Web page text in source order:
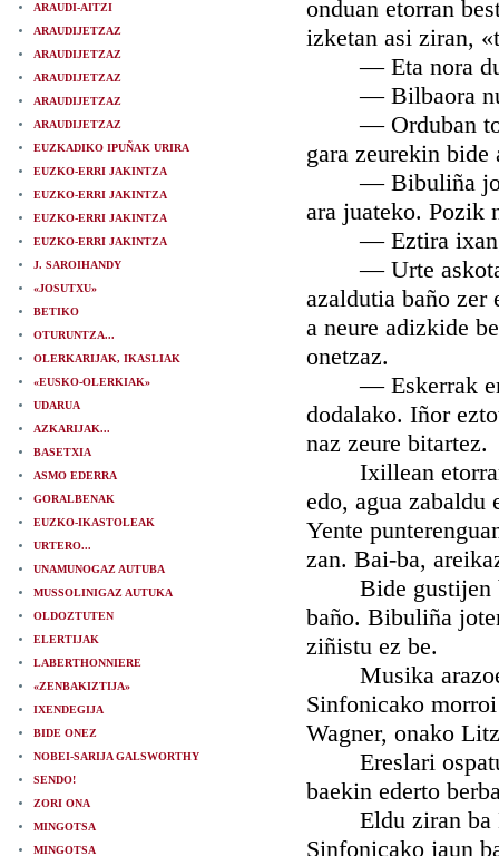
ARAUDI-AITZI
ARAUDIJETZAZ
ARAUDIJETZAZ
ARAUDIJETZAZ
ARAUDIJETZAZ
ARAUDIJETZAZ
EUZKADIKO IPUÑAK URIRA
EUZKO-ERRI JAKINTZA
EUZKO-ERRI JAKINTZA
EUZKO-ERRI JAKINTZA
EUZKO-ERRI JAKINTZA
J. SAROIHANDY
«JOSUTXU»
BETIKO
OTURUNTZA...
OLERKARIJAK, IKASLIAK
«EUSKO-OLERKIAK»
UDARUA
AZKARIJAK...
BASETXIA
ASMO EDERRA
GORALBENAK
EUZKO-IKASTOLEAK
URTERO...
UNAMUNOGAZ AUTUBA
MUSSOLINIGAZ AUTUKA
OLDOZTUTEN
ELERTIJAK
LABERTHONNIERE
«ZENBAKIZTIJA»
IXENDEGIJA
BIDE ONEZ
NOBEI-SARIJA GALSWORTHY
SENDO!
ZORI ONA
MINGOTSA
MINGOTSA
onduan etorran
izketan asi ziran,
— Eta nora
— Bilbaora
— Orduban toki
gara zeurekin bide
— Bibuliña joten
ara juateko. Pozik
— Eztira ixango
— Urte
azaldutia baño zer
a neure adizkide
onetzaz.
— Eskerrak
dodalako. Iñor
naz zeure bitartez.
Ixillean etorran
edo, agua zabaldu
Yente
zan. Bai-ba,
Bide gustijen
baño. Bibuliña
ziñistu ez be.
Musika
Sinfonicako
Wagner, onako
Ereslari
baekin ederto
Eldu ziran ba
Sinfonicako jaun